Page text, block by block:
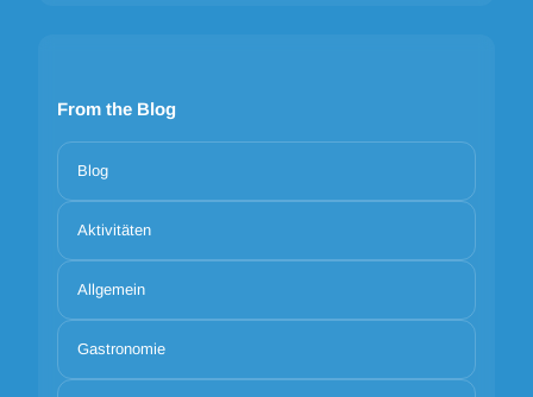
From the Blog
Blog
Aktivitäten
Allgemein
Gastronomie